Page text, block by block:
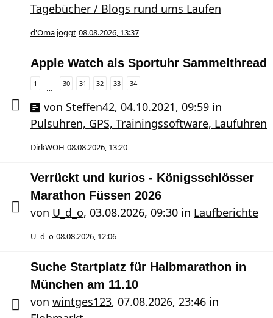
Tagebücher / Blogs rund ums Laufen
d'Oma joggt 08.08.2026, 13:37
Apple Watch als Sportuhr Sammelthread
1 … 30 31 32 33 34
von Steffen42, 04.10.2021, 09:59 in
Pulsuhren, GPS, Trainingssoftware, Laufuhren
DirkWOH 08.08.2026, 13:20
Verrückt und kurios - Königsschlösser
Marathon Füssen 2026
von U_d_o, 03.08.2026, 09:30 in Laufberichte
U_d_o 08.08.2026, 12:06
Suche Startplatz für Halbmarathon in
München am 11.10
von wintges123, 07.08.2026, 23:46 in